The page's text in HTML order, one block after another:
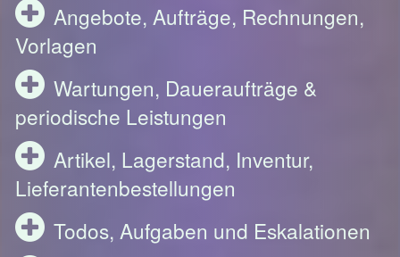
Angebote, Aufträge, Rechnungen,
Vorlagen
Wartungen, Daueraufträge &
periodische Leistungen
Artikel, Lagerstand, Inventur,
Lieferantenbestellungen
Todos, Aufgaben und Eskalationen